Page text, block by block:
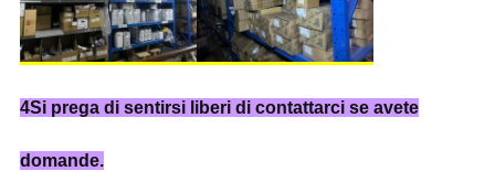
4Si prega di sentirsi liberi di contattarci se avete
domande.